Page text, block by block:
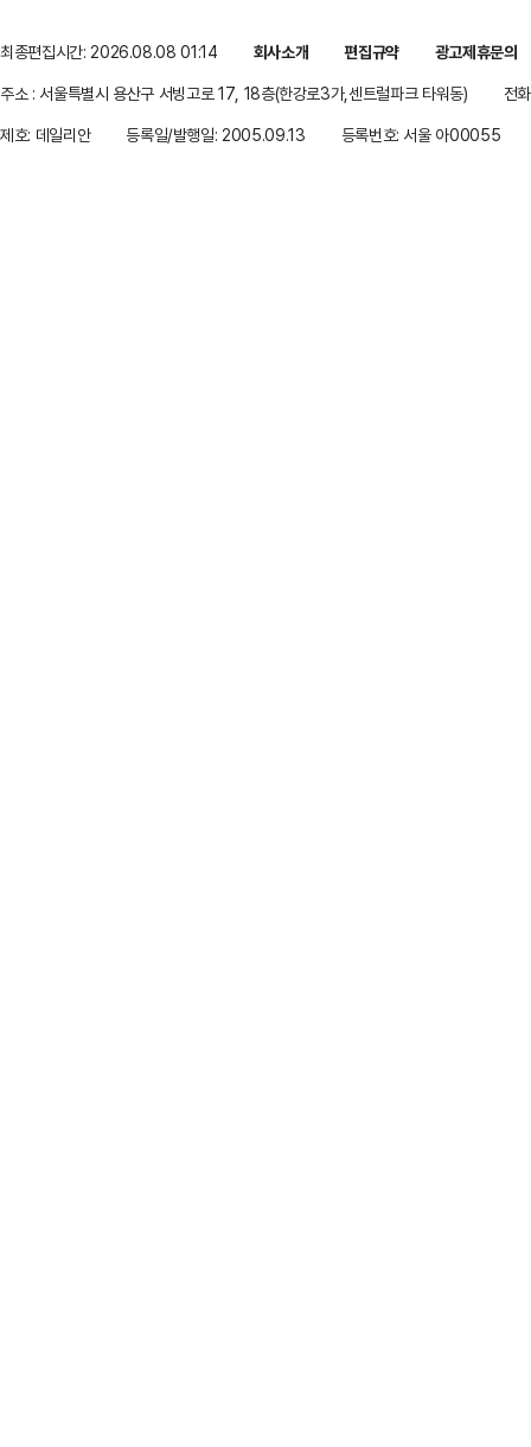
최종편집시간: 2026.08.08 01:14 회사소개 편집규약
광고제휴문의
주소 : 서울특별시 용산구 서빙고로 17, 18층(한강로3가,센트럴파크 타워동)
전
제호: 데일리안
등록일/발행일: 2005.09.13 등록번호: 서울 아00055